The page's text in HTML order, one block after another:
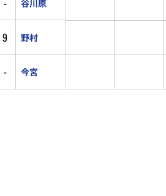
- 谷川原
9 野村
- 今宮